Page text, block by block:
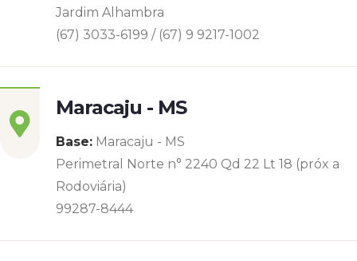
Jardim Alhambra
(67) 3033-6199 / (67) 9 9217-1002
Maracaju - MS
Base: Maracaju - MS
Perimetral Norte n° 2240 Qd 22 Lt 18 (próx a
Rodoviária)
99287-8444